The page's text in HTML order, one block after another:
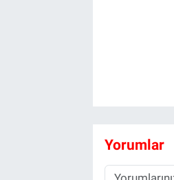
Yorumlar